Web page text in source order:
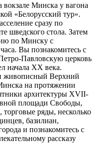
Минска у вагона
«Белорусский тур».
сразу по
шведского стола. Затем
по Минску с
Вы познакомитесь с
Павловскую церковь
начала XX века.
живописный Верхний
на протяжении
архитектуры XVII-
площади Свободы,
ряды, несколько
базилиан,
и познакомитесь с
рассказу